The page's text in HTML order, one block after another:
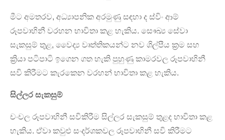
මීට අමතරව, අධ්‍යාපනික අරමුණු සඳහා ද ස්විං ආම්
රූපවාහිනී වරහන භාවිතා කළ හැකිය. සෞඛ්‍ය සේවා
සැකසුම් තුළ, වෛද්‍ය වෘත්තිකයන්ට නව ශිල්පීය ක්‍රම සහ
ක්‍රියා පටිපාටි ඉගෙන ගත හැකි පුහුණු කාමරවල රූපවාහිනී
සවි කිරීමට කැරකෙන වරහන් භාවිතා කළ හැකිය.
සිල්ලර සැකසුම්
චංචල රූපවාහිනී සවිකිරීම සිල්ලර සැකසුම් තුළද භාවිතා කළ
හැකිය. ඒවා කවුළු සංදර්ශකවල රූපවාහිනී සවි කිරීමට